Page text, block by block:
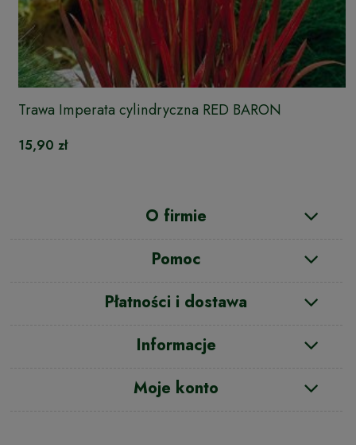
Trawa Imperata cylindryczna RED BARON
15,90 zł
O firmie
Pomoc
Płatności i dostawa
Informacje
Moje konto